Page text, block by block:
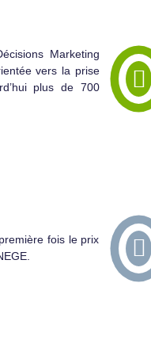
Marketing
vers la prise
plus de 700
fois le prix